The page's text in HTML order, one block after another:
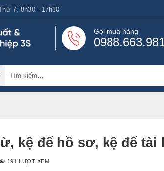
7, 8h30 - 17h30
Gọi mua hàng
kiếm:
kệ để hồ sơ, kệ để tài
191 LƯỢT XEM